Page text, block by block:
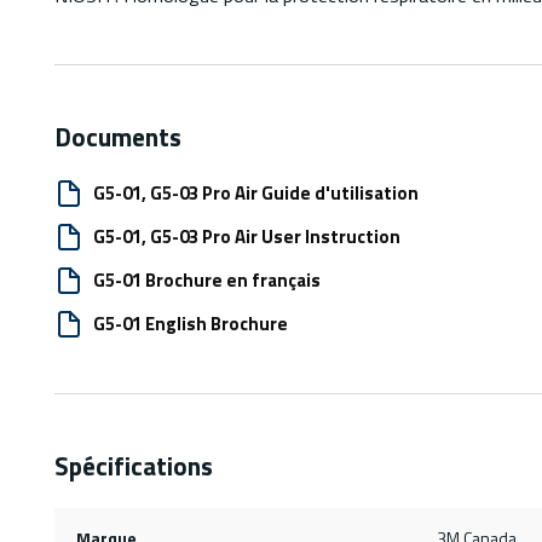
Documents
G5-01, G5-03 Pro Air Guide d'utilisation
G5-01, G5-03 Pro Air User Instruction
G5-01 Brochure en français
G5-01 English Brochure
Spécifications